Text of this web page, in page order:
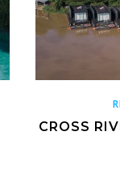
CROSS